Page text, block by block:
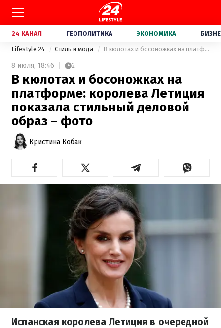
24 КАНАЛ ГЕОПОЛИТИКА ЭКОНОМИКА
Lifestyle 24 Стиль и мода В кюлотах и босоножках на платформе: королева Летиция показала стильный деловой образ – фото
8 июля, 18:46 2
В кюлотах и босоножках на
платформе: королева Летиция
показала стильный деловой
образ – фото
Кристина Кобак
Испанская королева Летиция в очередной